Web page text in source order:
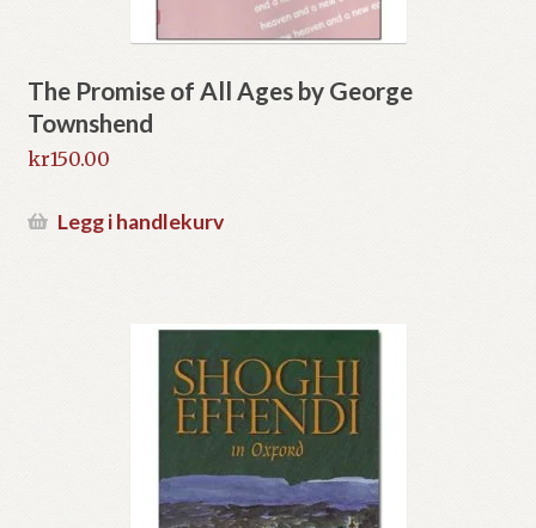
The Promise of All Ages by George
Townshend
kr150.00
Legg i handlekurv